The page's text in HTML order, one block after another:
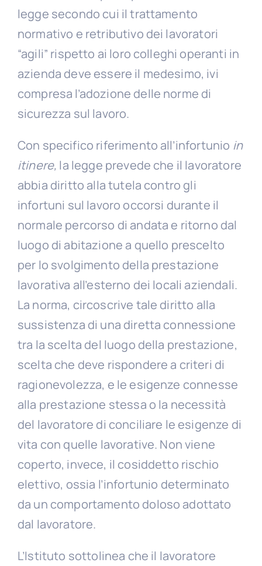
legge secondo cui il trattamento
normativo e retributivo dei lavoratori
“agili” rispetto ai loro colleghi operanti in
azienda deve essere il medesimo, ivi
compresa l’adozione delle norme di
sicurezza sul lavoro.
Con specifico riferimento all’infortunio in
itinere, la legge prevede che il lavoratore
abbia diritto alla tutela contro gli
infortuni sul lavoro occorsi durante il
normale percorso di andata e ritorno dal
luogo di abitazione a quello prescelto
per lo svolgimento della prestazione
lavorativa all’esterno dei locali aziendali.
La norma, circoscrive tale diritto alla
sussistenza di una diretta connessione
tra la scelta del luogo della prestazione,
scelta che deve rispondere a criteri di
ragionevolezza, e le esigenze connesse
alla prestazione stessa o la necessità
del lavoratore di conciliare le esigenze di
vita con quelle lavorative. Non viene
coperto, invece, il cosiddetto rischio
elettivo, ossia l’infortunio determinato
da un comportamento doloso adottato
dal lavoratore.
L’Istituto sottolinea che il lavoratore